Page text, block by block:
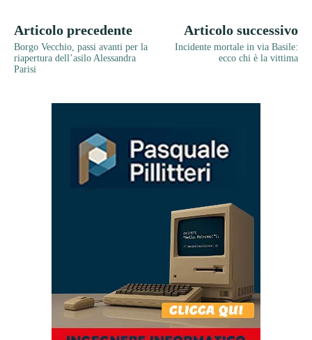
Articolo precedente
Borgo Vecchio, passi avanti per la
riapertura dell’asilo Alessandra
Parisi
Articolo successivo
Incidente mortale in via Basile:
ecco chi è la vittima